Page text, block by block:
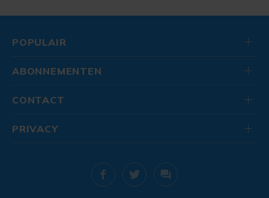
POPULAIR
ABONNEMENTEN
CONTACT
PRIVACY